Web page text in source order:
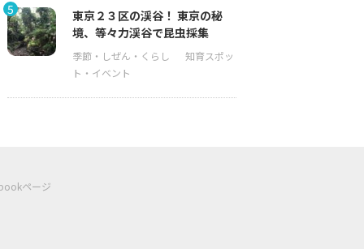
5
東京２３区の渓谷！ 東京の秘
境、等々力渓谷で昆虫採集
ページ